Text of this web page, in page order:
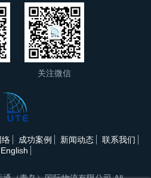
关注微信
络 成功案例 新闻动态
联系我们
English